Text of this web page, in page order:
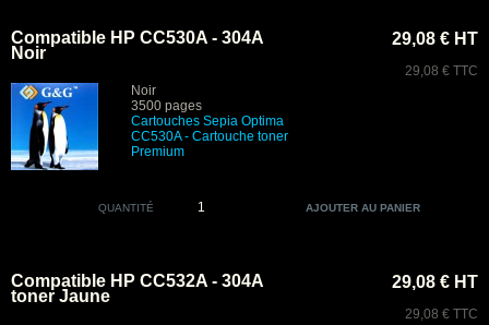
Compatible HP CC530A - 304A
Noir
Noir
3500 pages
Cartouches Sepia Optima
CC530A- Cartouche toner
Premium
29,08 € HT
29,08 € TTC
QUANTITÉ
Compatible HP CC532A - 304A
toner Jaune
29,08 € HT
29,08 € TTC